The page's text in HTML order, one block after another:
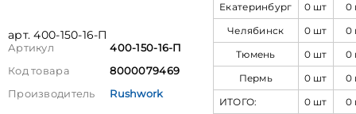
арт. 400-150-16-П
Артикул
400-150-16-П
Код товара
8000079469
Производитель
Rushwork
Екатеринбург
0 шт
0
Челябинск
0 шт
0
Тюмень
0 шт
0
Пермь
0 шт
0
ИТОГО:
0 шт 0